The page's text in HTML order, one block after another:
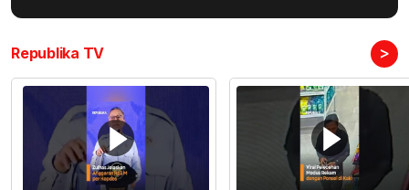
Republika TV >